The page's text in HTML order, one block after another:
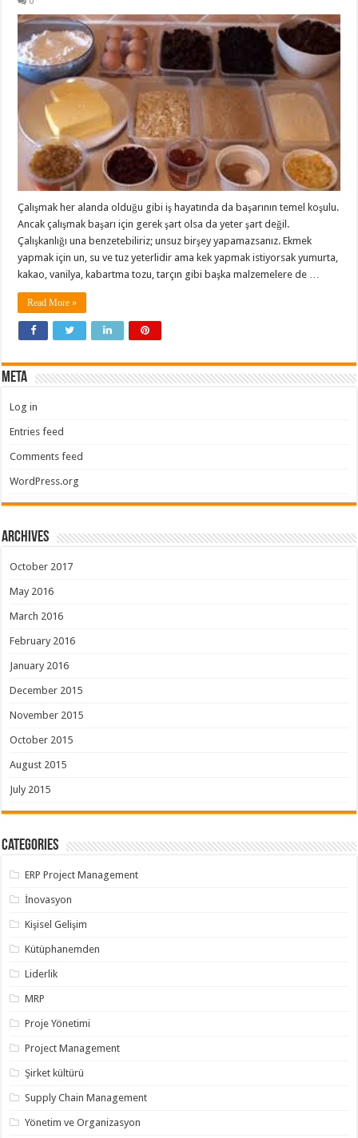
Çalışmak her alanda olduğu gibi iş hayatında da başarının temel koşulu.
Ancak çalışmak başarı için gerek şart olsa da yeter şart değil.
Çalışkanlığı una benzetebiliriz; unsuz birşey yapamazsanız. Ekmek
yapmak için un, su ve tuz yeterlidir ama kek yapmak istiyorsak yumurta,
kakao, vanilya, kabartma tozu, tarçın gibi başka malzemelere de …
Read More »
Meta
Log in
Entries feed
Comments feed
WordPress.org
Archives
October 2017
May 2016
March 2016
February 2016
January 2016
December 2015
November 2015
October 2015
August 2015
July 2015
Categories
ERP Project Management
İnovasyon
Kişisel Gelişim
Kütüphanemden
Liderlik
MRP
Proje Yönetimi
Project Management
Şirket kültürü
Supply Chain Management
Yönetim ve Organizasyon